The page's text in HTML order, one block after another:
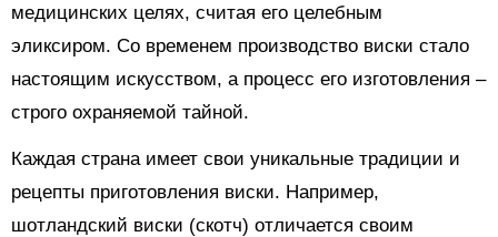
медицинских целях, считая его целебным
эликсиром. Со временем производство виски стало
настоящим искусством, а процесс его изготовления –
строго охраняемой тайной.
Каждая страна имеет свои уникальные традиции и
рецепты приготовления виски. Например,
шотландский виски (скотч) отличается своим